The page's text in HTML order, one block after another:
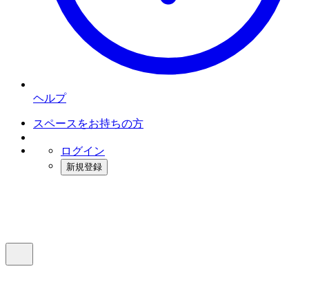
ヘルプ
スペースをお持ちの方
ログイン
新規登録